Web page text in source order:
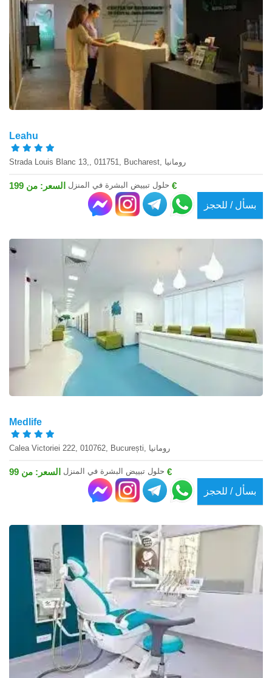
Leahu
Strada Louis Blanc 13,, 011751, Bucharest, رومانيا
حلول تبييض البشرة في المنزل السعر: من 199 €
بسأل / للحجز
Medlife
Calea Victoriei 222, 010762, București, رومانيا
حلول تبييض البشرة في المنزل السعر: من 99 €
بسأل / للحجز